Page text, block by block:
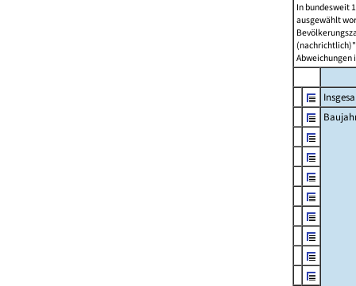
In bundesweit
ausgewählt
Abweichungen